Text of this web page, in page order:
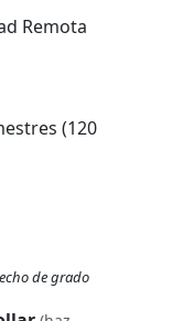
Remota
(120
de grado